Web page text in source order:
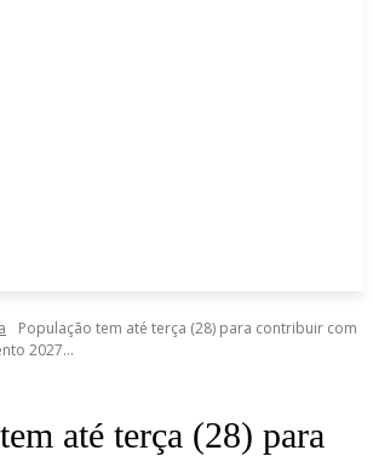
População tem até terça (28) para contribuir com
2027...
até terça (28) para